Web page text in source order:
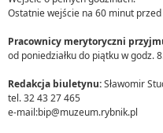
Ostatnie wejście na 60 minut
Pracownicy merytoryczni
od poniedziałku do piątku w godz.
Redakcja biuletynu:Sławomir
tel. 32 43 27 465
e-mail:bip@muzeum.rybnik.pl